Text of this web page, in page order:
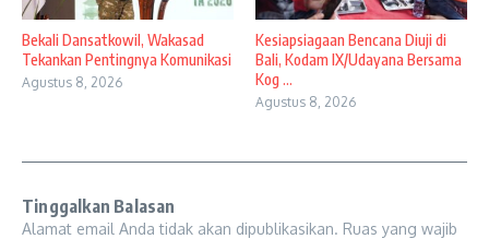
Bekali Dansatkowil, Wakasad
Tekankan Pentingnya Komunikasi
Agustus 8, 2026
Kesiapsiagaan Bencana Diuji di
Bali, Kodam IX/Udayana Bersama
Kog ...
Agustus 8, 2026
Tinggalkan Balasan
Alamat email Anda tidak akan dipublikasikan. Ruas yang wajib